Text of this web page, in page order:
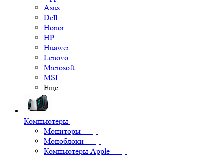
Asus
Dell
Honor
HP
Huawei
Lenovo
Microsoft
MSI
Еще
Компьютеры
Мониторы
Моноблоки
Компьютеры Apple